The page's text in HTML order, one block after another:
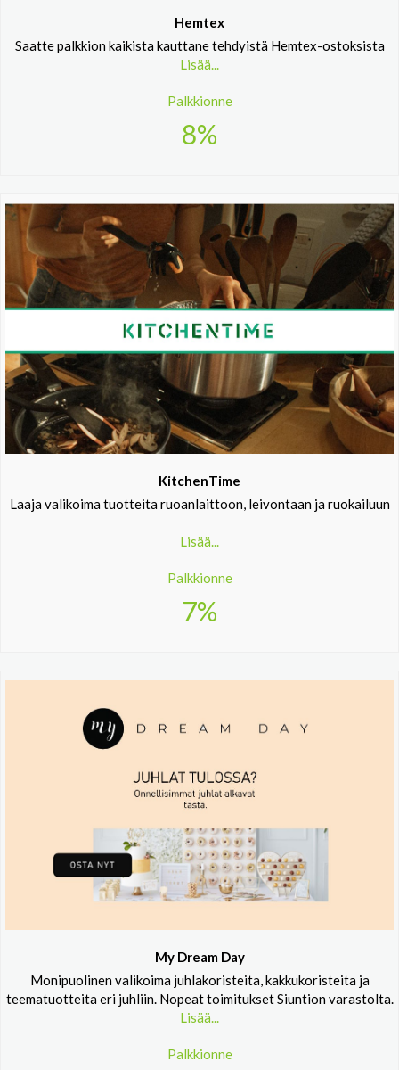
Hemtex
Saatte palkkion kaikista kauttane tehdyistä Hemtex-ostoksista
Lisää...
Palkkionne
8%
KitchenTime
Laaja valikoima tuotteita ruoanlaittoon, leivontaan ja ruokailuun
Lisää...
Palkkionne
7%
My Dream Day
Monipuolinen valikoima juhlakoristeita, kakkukoristeita ja
teematuotteita eri juhliin. Nopeat toimitukset Siuntion varastolta.
Lisää...
Palkkionne